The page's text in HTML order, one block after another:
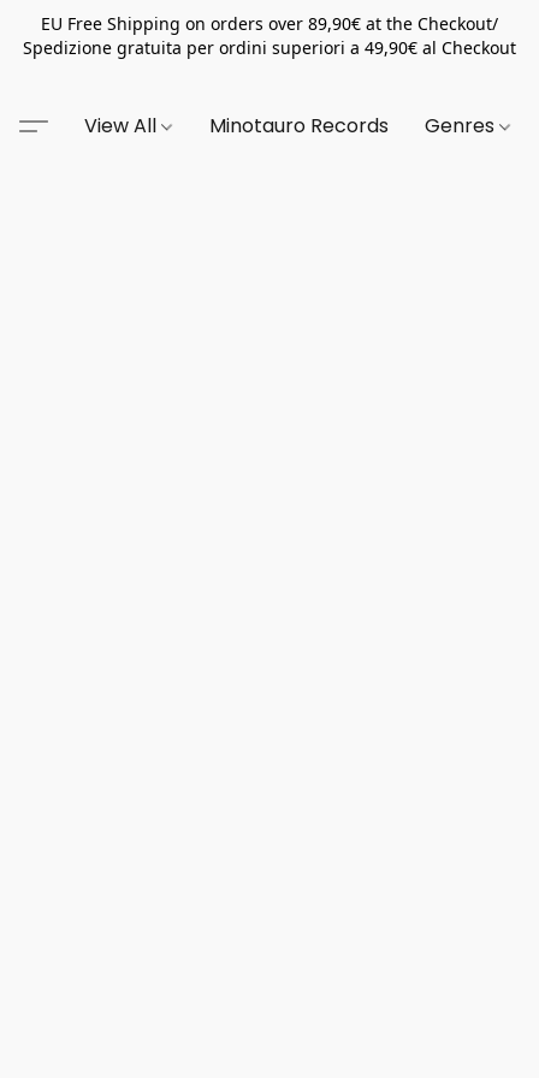
EU Free Shipping on orders over 89,90€ at the Checkout/
Spedizione gratuita per ordini superiori a 49,90€ al Checkout
View All Minotauro Records Genres